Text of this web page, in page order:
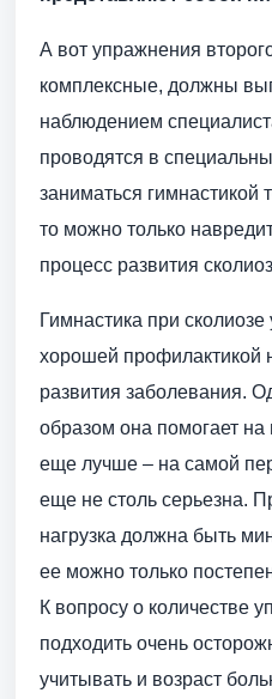
А вот упражнения
комплексные, должны
наблюдением
проводятся в
заниматься гимнастикой
то можно только
процесс развития
Гимнастика при сколиозе
хорошей профилактикой
развития заболевания.
образом она помогает на
еще лучше – на самой
еще не столь серьезна.
нагрузка должна быть
ее можно только
К вопросу о количестве
подходить очень
учитывать и возраст